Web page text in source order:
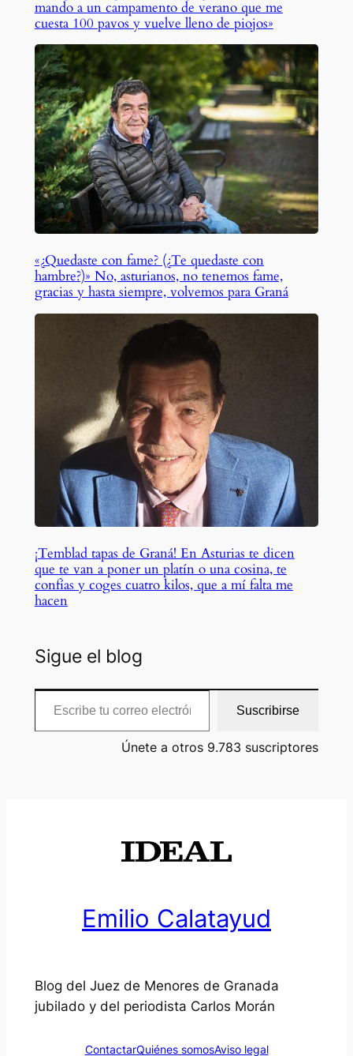
mando a un campamento de verano que me
cuesta 100 pavos y vuelve lleno de piojos»
«¿Quedaste con fame? (¿Te quedaste con
hambre?)» No, asturianos, no tenemos fame,
gracias y hasta siempre, volvemos para Graná
¡Temblad tapas de Graná! En Asturias te dicen
que te van a poner un platín o una cosina, te
confías y coges cuatro kilos, que a mí falta me
hacen
Sigue el blog
Escribe tu correo electrónico…
Suscribirse
Únete a otros 9.783 suscriptores
Emilio Calatayud
Blog del Juez de Menores de Granada
jubilado y del periodista Carlos Morán
ContactarQuiénes somosAviso legal